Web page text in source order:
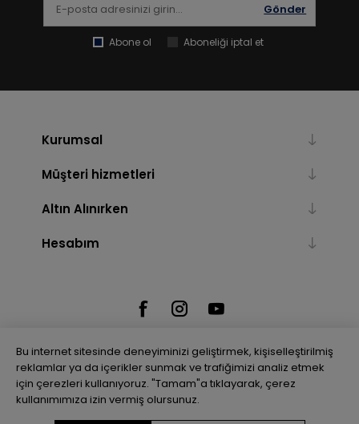
Gönder
Abone ol Aboneliği iptal et
Kurumsal
Müşteri hizmetleri
Altın Alınırken
Hesabım
Powered bynopCommerce
Bu internet sitesinde deneyiminizi geliştirmek, kişiselleştirilmiş
reklamlar ya da içerikler sunmak ve trafiğimizi analiz etmek
için çerezleri kullanıyoruz. "Tamam"a tıklayarak, çerez
kullanımımıza izin vermiş olursunuz.